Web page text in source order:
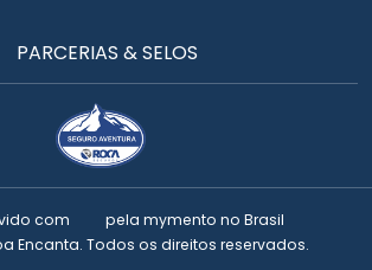
PARCERIAS & SELOS
com pela mymento no Brasil
Encanta. Todos os direitos reservados.